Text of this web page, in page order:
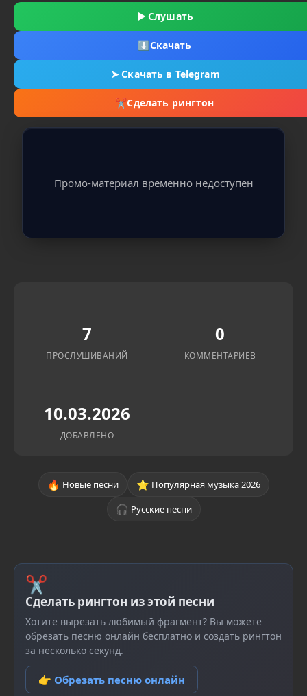
▶ Слушать
⬇Скачать
➤Скачать в Telegram
✂Сделать рингтон
Промо-материал временно недоступен
7
ПРОСЛУШИВАНИЙ
0
КОММЕНТАРИЕВ
10.03.2026
ДОБАВЛЕНО
🔥 Новые песни ⭐ Популярная музыка 2026
🎧 Русские песни
✂
Сделать рингтон из этой песни
Хотите вырезать любимый фрагмент? Вы можете
обрезать песню онлайн бесплатно и создать рингтон
за несколько секунд.
👉 Обрезать песню онлайн